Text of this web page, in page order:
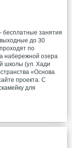
бесплатные занятия
до 30
по
набережной озера
школы (ул. Хади
«Основа
проекта. С
для